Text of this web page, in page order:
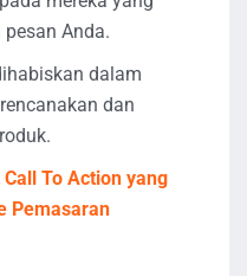
Anda.
dalam
dan
To Action yang
Pemasaran